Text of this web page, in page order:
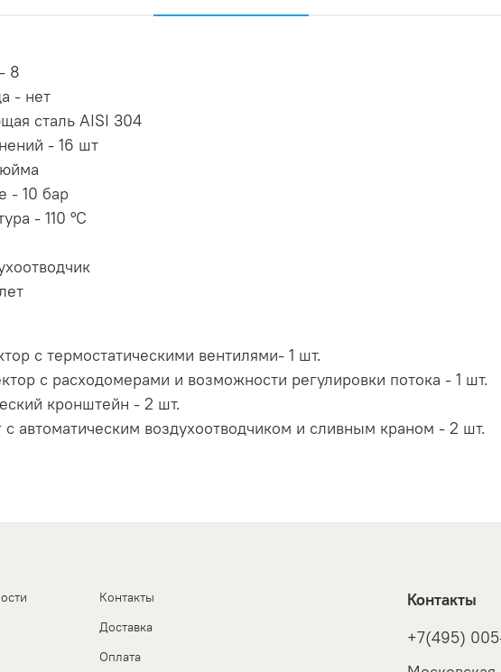
8
- нет
сталь AISI 304
- 16 шт
- 10 бар
- 110 °С
с термостатическими вентилями- 1 шт.
с расходомерами и возможности регулировки потока - 1 шт.
кронштейн - 2 шт.
автоматическим воздухоотводчиком и сливным краном - 2 шт.
Контакты
Доставка
Оплата
Контакты
+7(495)